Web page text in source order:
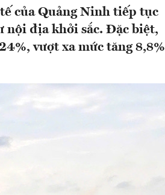
của Quảng Ninh tiếp tục
nội địa khởi sắc. Đặc biệt,
vượt xa mức tăng 8,8%